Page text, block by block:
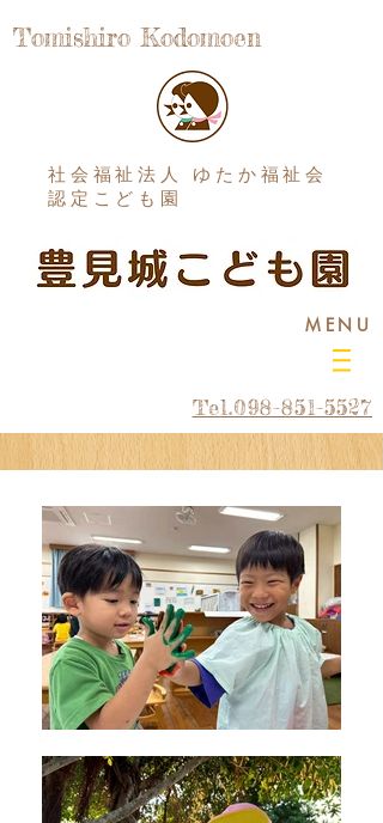
Tomishiro Kodomoen
社会福祉法人 ゆたか福祉会
認定こども園
MENU
Tel.098-851-5527